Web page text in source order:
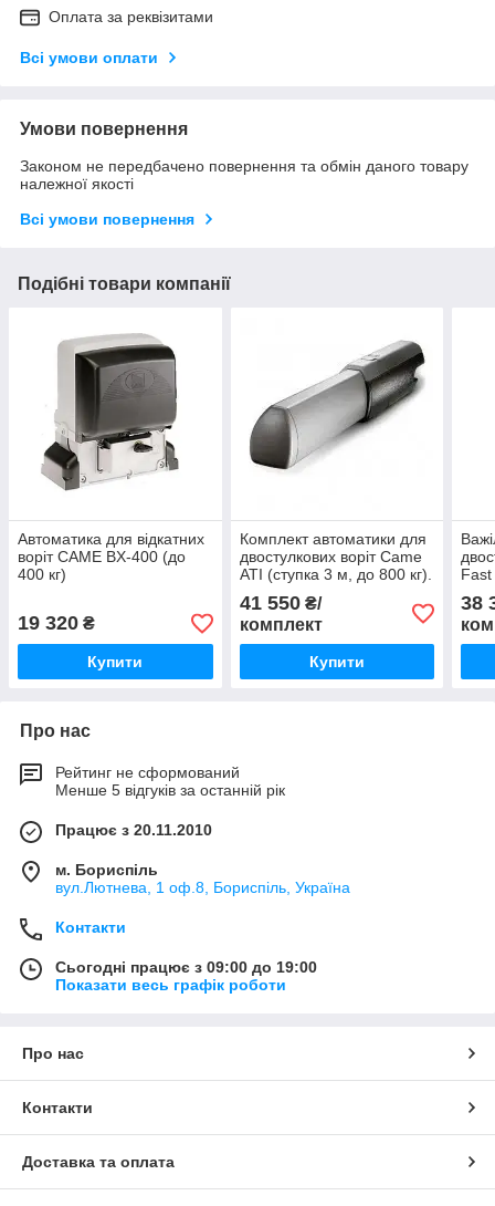
Оплата за реквізитами
Всі умови оплати
Умови повернення
Законом не передбачено повернення та обмін даного товару
належної якості
Всі умови повернення
Подібні товари компанії
Автоматика для відкатних
воріт CAME BX-400 (до
400 кг)
19 320 ₴
Купити
Комплект автоматики для
двостулкових воріт Came
ATI (ступка 3 м, до 800 кг).
41 550₴/
комплект
Купити
кг)
38
Про нас
Рейтинг не сформований
Менше 5 відгуків за останній рік
Працює з 20.11.2010
м. Бориспіль
вул.Лютнева, 1 оф.8, Бориспіль, Україна
Контакти
Сьогодні працює з 09:00 до 19:00
Показати весь графік роботи
Про нас
Контакти
Доставка та оплата